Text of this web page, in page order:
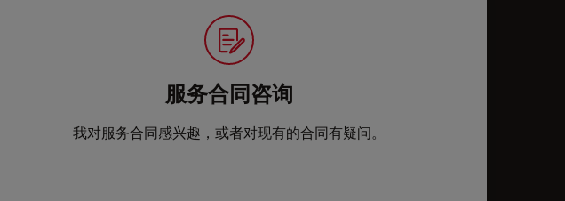
服务合同咨询
我对服务合同感兴趣，或者对现有的合同有疑问。